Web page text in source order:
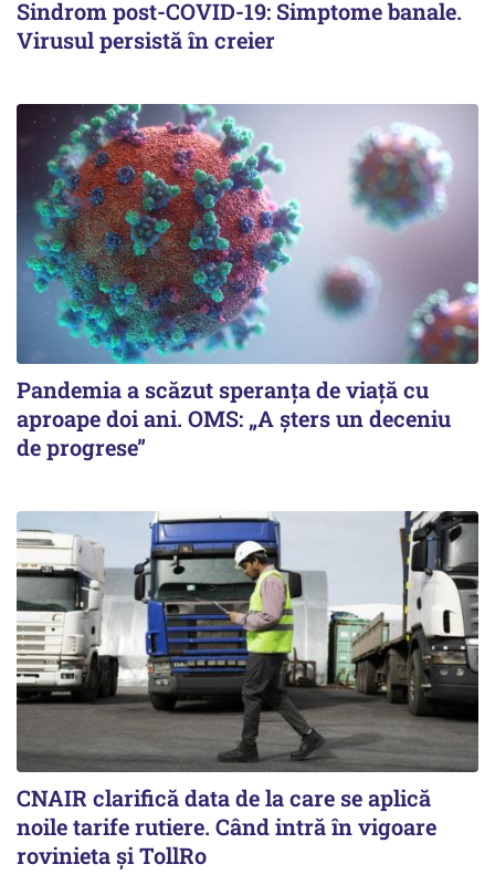
Sindrom post-COVID-19: Simptome banale.
Virusul persistă în creier
Pandemia a scăzut speranţa de viaţă cu
aproape doi ani. OMS: „A şters un deceniu
de progrese”
CNAIR clarifică data de la care se aplică
noile tarife rutiere. Când intră în vigoare
rovinieta și TollRo